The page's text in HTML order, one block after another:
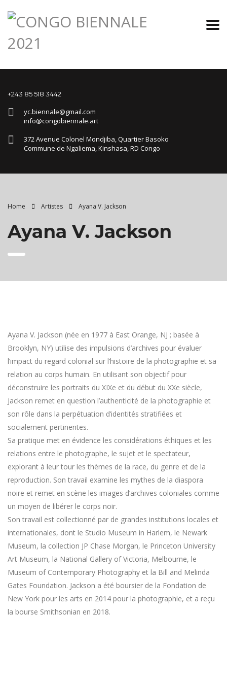
+243 85 518 3442
yc.biennale@gmail.com
info@congobiennale.art
372 Avenue Colonel Mondjiba, Quartier Basoko
Commune de Ngaliema, Kinshasa, RD Congo
Home Artistes Ayana V. Jackson
Ayana V. Jackson
Ayana V. Jackson (née en 1977 à East Orange, NJ ; basée à
Brooklyn, NY) utilise des impulsions d’archives pour évaluer
l’impact du regard colonial sur l’histoire de la photographie et sa
relation au corps humain. En utilisant son objectif pour
déconstruire les portraits du XIXe et du début du XXe siècle,
Jackson remet en question l’authenticité de la photographie et
son rôle dans la perpétuation d’identités stratifiées et
socialement pertinentes.
Sa pratique met en évidence les considérations éthiques et les
relations entre le photographe, le sujet et le spectateur,
explorant à leur tour les thèmes de la race, du genre et de la
reproduction. Son travail examine les mythes de la diaspora
noire et remet en scène les images d’archives coloniales comme
un moyen de libérer le corps noir.
Son travail est collectionné par de grandes institutions locales et
internationales, dont le Studio Museum in Harlem, le Newark
Museum, la collection JP Chase Morgan, le Princeton University
Art Museum, la National Gallery of Victoria, Melbourne, le
Museum of Contemporary Photography et la Bill and Melinda
Gates Foundation. Jackson a été boursier de la Fondation de
New York pour les arts en 2014 pour la photographie, et a reçu
la bourse Smithsonian en 2018.